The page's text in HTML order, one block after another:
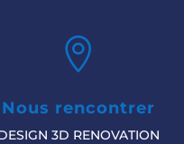

Nous rencontrer
3D RENOVATION